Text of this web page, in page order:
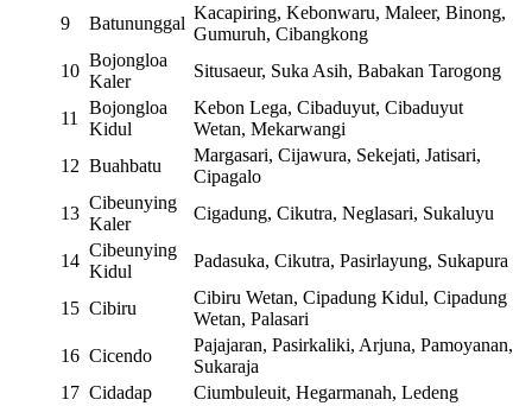
9 Batununggal
Kacapiring, Kebonwaru, Maleer, Binong,
Gumuruh, Cibangkong
10
Bojongloa
Kaler
Situsaeur, Suka Asih, Babakan Tarogong
11
Bojongloa
Kidul
Kebon Lega, Cibaduyut, Cibaduyut
Wetan, Mekarwangi
12 Buahbatu
Margasari, Cijawura, Sekejati, Jatisari,
Cipagalo
13
Cibeunying
Kaler
Cigadung, Cikutra, Neglasari, Sukaluyu
14
Cibeunying
Kidul
Padasuka, Cikutra, Pasirlayung, Sukapura
15 Cibiru
Cibiru Wetan, Cipadung Kidul, Cipadung
Wetan, Palasari
16 Cicendo
Pajajaran, Pasirkaliki, Arjuna, Pamoyanan,
Sukaraja
17 Cidadap
Ciumbuleuit, Hegarmanah, Ledeng